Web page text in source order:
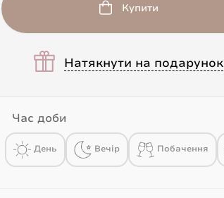
Купити
Натякнути на подарунок
Час доби
День Вечір Побачення